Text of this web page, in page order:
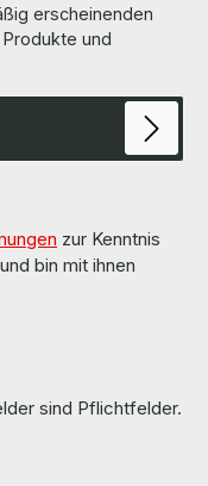
erscheinenden
und
zur Kenntnis
bin mit ihnen
sind Pflichtfelder.